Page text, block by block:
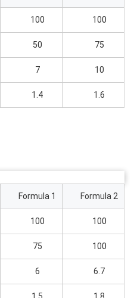
100 100
50 75
7 10
1.4 1.6
Formula 1 Formula 2
100 100
75 100
6 6.7